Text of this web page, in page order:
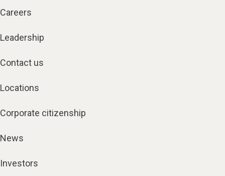
Careers
Leadership
Contact us
Locations
Corporate citizenship
News
Investors